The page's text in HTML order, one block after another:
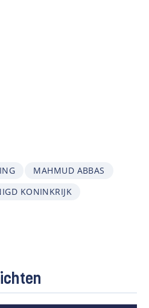
MAHMUD ABBAS
KONINKRIJK